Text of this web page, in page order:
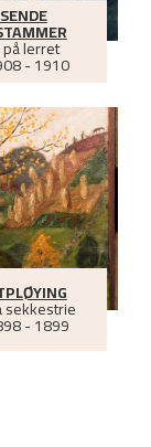
lerret
- 1910
sekkestrie
- 1899